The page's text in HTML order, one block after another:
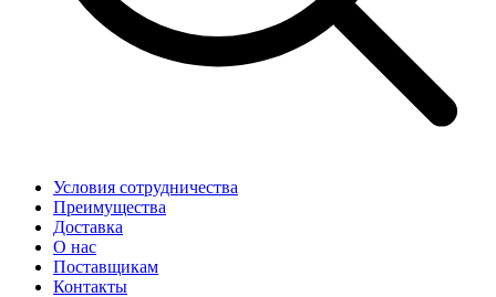
Условия сотрудничества
Преимущества
Доставка
О нас
Поставщикам
Контакты